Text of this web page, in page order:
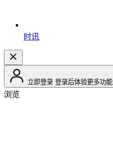
时讯
立即登录 登录后体验更多功能
浏览